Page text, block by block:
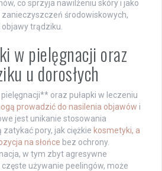
co sprzyja nawilżeniu skóry i jako
środowiskowych,
trądziku.
w pielęgnacji oraz
u dorosłych
oraz pułapki w leczeniu
prowadzić do nasilenia objawów i
jest unikanie stosowania
pory, jak ciężkie kosmetyki, a
na słońce bez ochrony.
w tym zbyt agresywne
używanie peelingów, może